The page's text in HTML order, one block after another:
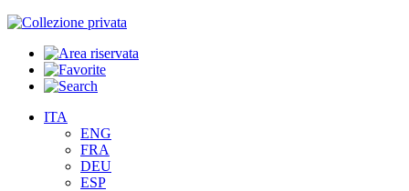
ITA
ENG
FRA
DEU
ESP